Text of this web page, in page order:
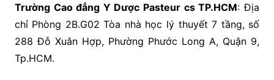
Trường Cao đẳng Y Dược Pasteur cs TP.HCM: Địa
chỉ Phòng 2B.G02 Tòa nhà học lý thuyết 7 tầng, số
288 Đỗ Xuân Hợp, Phường Phước Long A, Quận 9,
Tp.HCM.